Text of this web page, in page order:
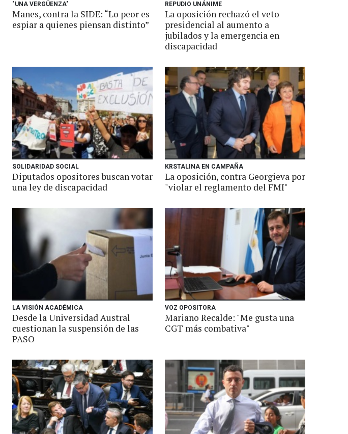
"UNA VERGÜENZA"
Manes, contra la SIDE: “Lo peor es
espiar a quienes piensan distinto”
REPUDIO UNÁNIME
La oposición rechazó el veto
presidencial al aumento a
jubilados y la emergencia en
discapacidad
SOLIDARIDAD SOCIAL
Diputados opositores buscan votar
una ley de discapacidad
KRSTALINA EN CAMPAÑA
La oposición, contra Georgieva por
"violar el reglamento del FMI"
LA VISIÓN ACADÉMICA
Desde la Universidad Austral
cuestionan la suspensión de las
PASO
VOZ OPOSITORA
Mariano Recalde: "Me gusta una
CGT más combativa"